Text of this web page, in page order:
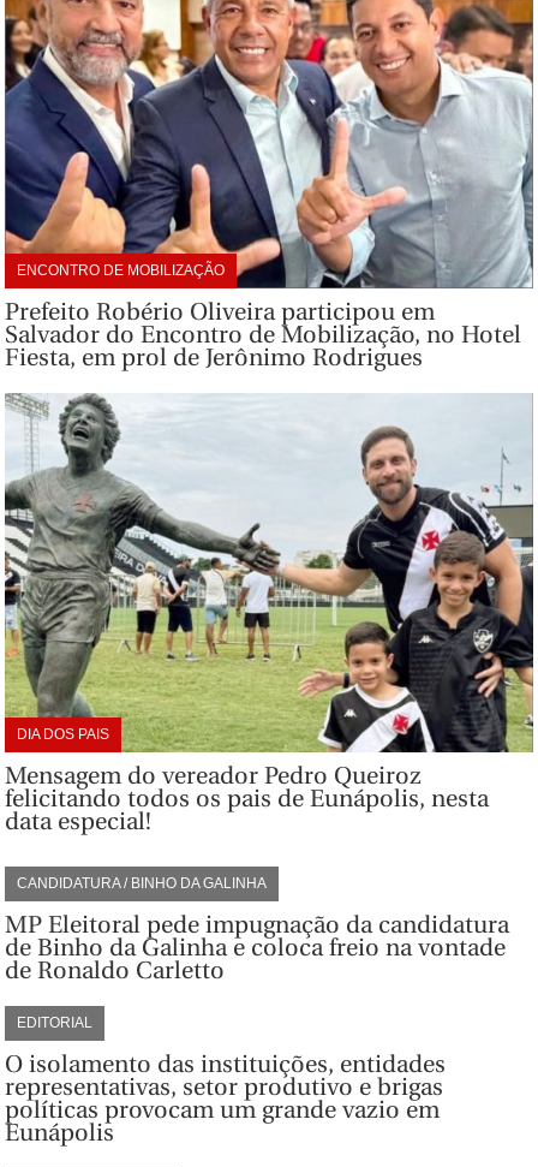
ENCONTRO DE MOBILIZAÇÃO
Prefeito Robério Oliveira participou em
Salvador do Encontro de Mobilização, no Hotel
Fiesta, em prol de Jerônimo Rodrigues
DIA DOS PAIS
Mensagem do vereador Pedro Queiroz
felicitando todos os pais de Eunápolis, nesta
data especial!
CANDIDATURA / BINHO DA GALINHA
MP Eleitoral pede impugnação da candidatura
de Binho da Galinha e coloca freio na vontade
de Ronaldo Carletto
EDITORIAL
O isolamento das instituições, entidades
representativas, setor produtivo e brigas
políticas provocam um grande vazio em
Eunápolis